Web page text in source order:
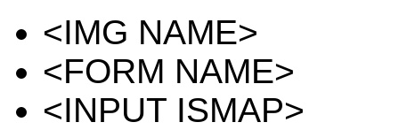
<IMG NAME>
<FORM NAME>
<INPUT ISMAP>